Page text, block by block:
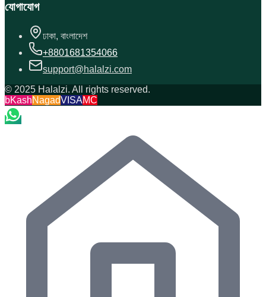
যোগাযোগ
ঢাকা, বাংলাদেশ
+8801681354066
support@halalzi.com
© 2025 Halalzi. All rights reserved.
bKashNagadVISAMC